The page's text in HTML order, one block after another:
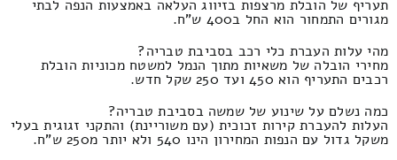
תעריף של הובלת מרצפות בזיווג העלאה באמצעות הנפה לבתי
מגורים התמחור הוא החל ב400 ש"ח.
מהי עלות העברת כלי רכב בסביבת טבריה?
מחירי הובלה של משאיות מתוך הנמל למשטח מכוניות הובלת
רכבים התעריף הוא 450 ועד 250 שקל חדש.
כמה נשלם על שינוע של שמשה בסביבת טבריה?
העלות להעברת קירות זכוכית (עם משוריינת) והתקני זגוגית בעלי
משקל גדול עם הנפות המחירון הינו 540 ולא יותר מ250 ש"ח.